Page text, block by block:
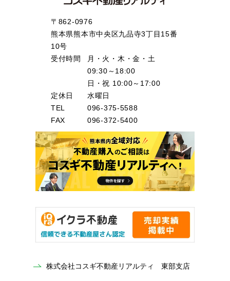
〒862-0976
熊本県熊本市中央区九品寺3丁目15番
10号
受付時間
月・火・木・金・土
09:30～18:00
日・祝 10:00～17:00
定休日
水曜日
TEL
096-375-5588
FAX
096-372-5400
株式会社コスギ不動産リアルティ 東部支店